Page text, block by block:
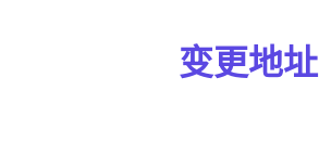
变更地址